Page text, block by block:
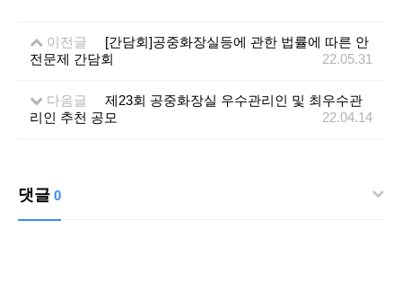
이전글
[간담회]공중화장실등에 관한 법률에 따른 안
전문제 간담회
22.05.31
다음글
제23회 공중화장실 우수관리인 및 최우수관
리인 추천 공모
22.04.14
댓글 0